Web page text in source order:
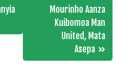
Mourinho Aanza
Kuibomoa Man
United, Mata
Asepa